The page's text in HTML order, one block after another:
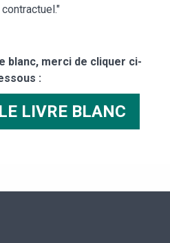
blanc, merci de cliquer ci-
:
LE LIVRE BLANC